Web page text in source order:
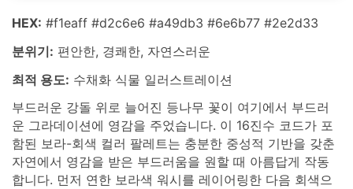
HEX: #f1eaff #d2c6e6 #a49db3 #6e6b77 #2e2d33
분위기: 편안한, 경쾌한, 자연스러운
최적 용도: 수채화 식물 일러스트레이션
부드러운 강돌 위로 늘어진 등나무 꽃이 여기에서 부드러
운 그라데이션에 영감을 주었습니다. 이 16진수 코드가 포
함된 보라-회색 컬러 팔레트는 충분한 중성적 기반을 갖춘
자연에서 영감을 받은 부드러움을 원할 때 아름답게 작동
합니다. 먼저 연한 보라색 워시를 레이어링한 다음 회색으